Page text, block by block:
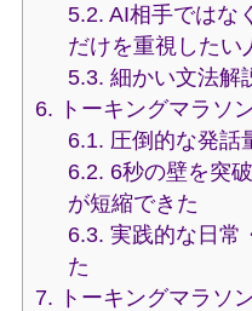
5.2. AI相手ではな
だけを重視したい
5.3. 細かい文法解
6. トーキングマラソ
6.1. 圧倒的な発話
6.2. 6秒の壁を突
が短縮できた
6.3. 実践的な日常
た
7. トーキングマラソ